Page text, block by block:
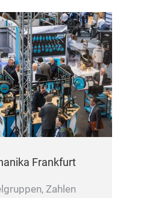
Frankfurt
Zahlen